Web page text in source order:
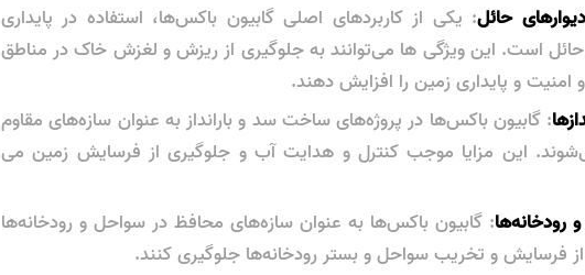
حائل: یکی از کاربردهای اصلی گابیون باکس‌ها، استفاده در پایداری
است. این ویژگی ها می‌توانند به جلوگیری از ریزش و لغزش خاک در مناطق
و پایداری زمین را افزایش دهند.
: گابیون باکس‌ها در پروژه‌های ساخت سد و بارانداز به عنوان سازه‌های مقاوم
این مزایا موجب کنترل و هدایت آب و جلوگیری از فرسایش زمین می
: گابیون باکس‌ها به عنوان سازه‌های محافظ در سواحل و رودخانه‌ها
فرسایش و تخریب سواحل و بستر رودخانه‌ها جلوگیری کنند.